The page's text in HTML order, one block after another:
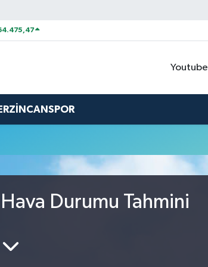
Youtube
Hava Durumu Tahmini